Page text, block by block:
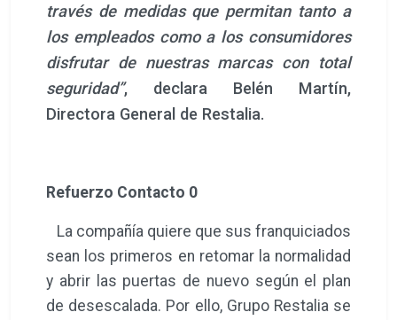
través de medidas que permitan tanto a
los empleados como a los consumidores
disfrutar de nuestras marcas con total
seguridad”, declara Belén Martín,
Directora General de Restalia.
Refuerzo Contacto 0
La compañía quiere que sus franquiciados
sean los primeros en retomar la normalidad
y abrir las puertas de nuevo según el plan
de desescalada. Por ello, Grupo Restalia se